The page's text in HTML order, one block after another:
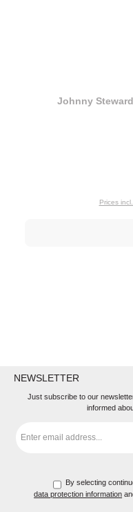
Johnny
Prices
NEWSLETTER
Just subscribe to our
informed
address
data protection information